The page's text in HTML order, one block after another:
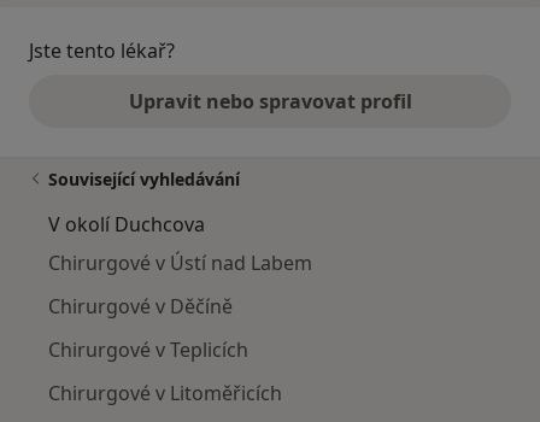
Jste tento lékař?
Upravit nebo spravovat profil
Související vyhledávání
V okolí Duchcova
Chirurgové v Ústí nad Labem
Chirurgové v Děčíně
Chirurgové v Teplicích
Chirurgové v Litoměřicích